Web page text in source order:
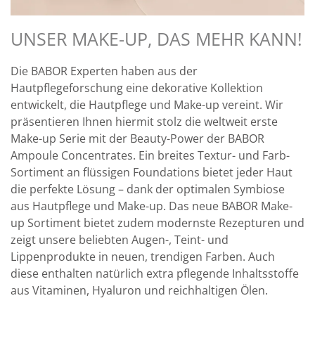
UNSER MAKE-UP, DAS MEHR KANN!
Die BABOR Experten haben aus der
Hautpflegeforschung eine dekorative Kollektion
entwickelt, die Hautpflege und Make-up vereint. Wir
präsentieren Ihnen hiermit stolz die weltweit erste
Make-up Serie mit der Beauty-Power der BABOR
Ampoule Concentrates. Ein breites Textur- und Farb-
Sortiment an flüssigen Foundations bietet jeder Haut
die perfekte Lösung – dank der optimalen Symbiose
aus Hautpflege und Make-up. Das neue BABOR Make-
up Sortiment bietet zudem modernste Rezepturen und
zeigt unsere beliebten Augen-, Teint- und
Lippenprodukte in neuen, trendigen Farben. Auch
diese enthalten natürlich extra pflegende Inhaltsstoffe
aus Vitaminen, Hyaluron und reichhaltigen Ölen.